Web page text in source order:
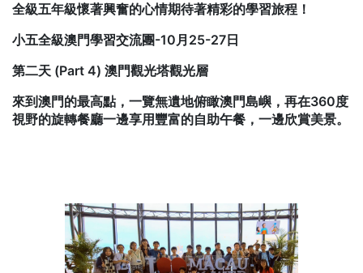
全級五年級懷著興奮的心情期待著精彩的學習旅程！
小五全級澳門學習交流團-10月25-27日
第二天 (Part 4) 澳門觀光塔觀光層
來到澳門的最高點，一覽無遺地俯瞰澳門島嶼，再在360度
視野的旋轉餐廳一邊享用豐富的自助午餐，一邊欣賞美景。